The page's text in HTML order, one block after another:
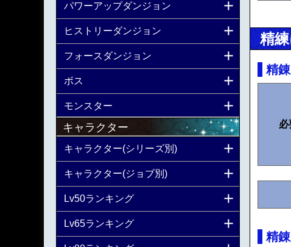
精
精
必
精
パワーアップダンジョン
ヒストリーダンジョン
フォースダンジョン
ボス
モンスター
キャラクター
キャラクター(シリーズ別)
キャラクター(ジョブ別)
Lv50ランキング
Lv65ランキング